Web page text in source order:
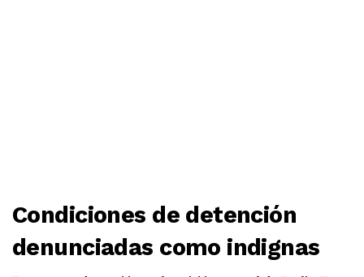
Condiciones de detención
denunciadas como indignas